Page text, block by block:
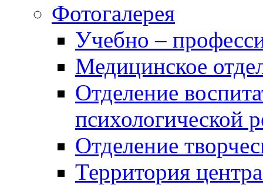
Фотогалерея
Учебно –
Медицинское
Отделение
психологической
Отделение
Территория